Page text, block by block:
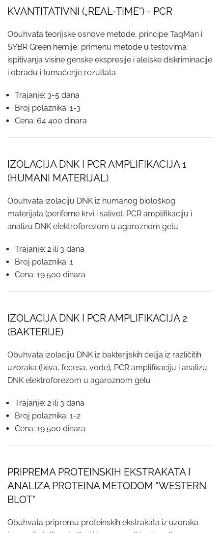
KVANTITATIVNI („REAL-TIME“) - PCR
Obuhvata teorijske osnove metode, principe TaqMan i
SYBR Green hemije, primenu metode u testovima
ispitivanja visine genske ekspresije i alelske diskriminacije
i obradu i tumačenje rezultata
Trajanje: 3-5 dana
Broj polaznika: 1-3
Cena: 64 400 dinara
IZOLACIJA DNK I PCR AMPLIFIKACIJA 1
(HUMANI MATERIJAL)
Obuhvata izolaciju DNK iz humanog biološkog
materijala (periferne krvi i salive), PCR amplifikaciju i
analizu DNK elektroforezom u agaroznom gelu
Trajanje: 2 ili 3 dana
Broj polaznika: 1
Cena: 19 500 dinara
IZOLACIJA DNK I PCR AMPLIFIKACIJA 2
(BAKTERIJE)
Obuhvata izolaciju DNK iz bakterijskih ćelija iz različitih
uzoraka (tkiva, fecesa, vode), PCR amplifikaciju i analizu
DNK elektroforezom u agaroznom gelu
Trajanje: 2 ili 3 dana
Broj polaznika: 1-2
Cena: 19 500 dinara
PRIPREMA PROTEINSKIH EKSTRAKATA I
ANALIZA PROTEINA METODOM "WESTERN
BLOT"
Obuhvata pripremu proteinskih ekstrakata iz uzoraka